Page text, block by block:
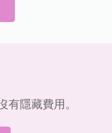
隱藏費用。